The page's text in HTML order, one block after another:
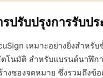
ปรับปรุงการรับป
เหมาะอย่างยิ่งสำหรั
นมัติ สำหรับแบรนด์นาฬิก
งซองจดหมาย ซึ่งรวมถึงข้